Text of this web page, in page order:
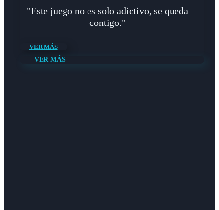
"Este juego no es solo adictivo, se queda
contigo."
VER MÁS
VER MÁS